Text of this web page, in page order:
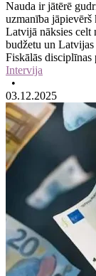
Nauda ir jātērē
uzmanība jāpievērš
Latvijā nāksies celt
budžetu un
Fiskālās disciplīnas
Intervija
•
03.12.2025